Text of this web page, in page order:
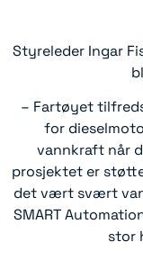
Styreleder Ingar
– Fartøyet
for
vannkraft når
prosjektet er
det vært svært
SMART
stor